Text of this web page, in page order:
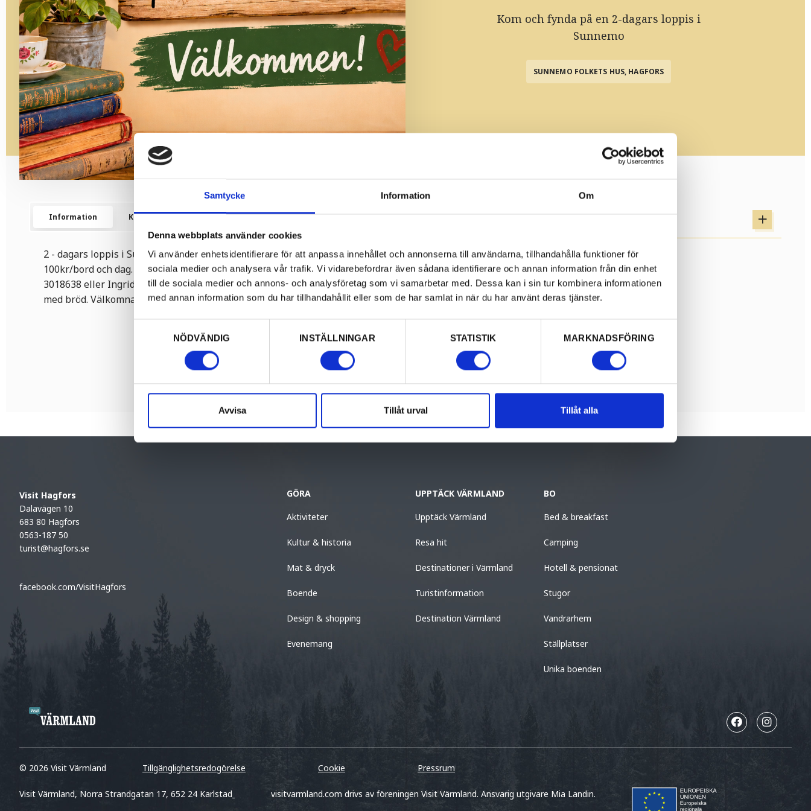
Samtycke Information Om
Denna webbplats använder cookies
Vi använder enhetsidentifierare för att anpassa innehållet och annonserna till användarna, tillhandahålla funktioner för
sociala medier och analysera vår trafik. Vi vidarebefordrar även sådana identifierare och annan information från din enhet
till de sociala medier och annons- och analysföretag som vi samarbetar med. Dessa kan i sin tur kombinera informationen
med annan information som du har tillhandahållit eller som de har samlat in när du har använt deras tjänster.
NÖDVÄNDIG
INSTÄLLNINGAR STATISTIK MARKNADSFÖRING
Avvisa Tillåt urval Tillåt alla
Kom och fynda på en 2-dagars loppis i
Sunnemo
SUNNEMO FOLKETS HUS, HAGFORS
Information Karta Kontakt
2 - dagars loppis i Sunnemo Folkets Hus 27-28 juni kl. 11.00-15.00
100kr/bord och dag. För båda dagarna 150kr. Boka bord via Sven 070-
3018638 eller Ingrid 070-3276527. Servering finns med Kaffe&Kaka, Korv
med bröd. Välkomna!
Visit Hagfors
Dalavägen 10
683 80 Hagfors
0563-187 50
turist@hagfors.se
facebook.com/VisitHagfors
GÖRA
Aktiviteter
Kultur & historia
Mat & dryck
Boende
Design & shopping
Evenemang
UPPTÄCK VÄRMLAND
Upptäck Värmland
Resa hit
Destinationer i Värmland
Turistinformation
Destination Värmland
BO
Bed & breakfast
Camping
Hotell & pensionat
Stugor
Vandrarhem
Ställplatser
Unika boenden
© 2026 Visit Värmland Tillgänglighetsredogörelse Cookie Pressrum
Visit Värmland, Norra Strandgatan 17, 652 24 Karlstad visitvarmland.com drivs av föreningen Visit Värmland. Ansvarig utgivare Mia Landin.